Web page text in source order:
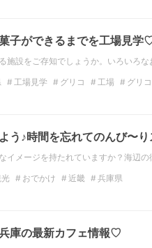
子ができるまでを工場見学
施設をご存知でしょうか。いろいろ
工場見学 グリコ 工場 グリ
う♪時間を忘れてのんび〜
イメージを持たれていますか？海辺
おでかけ 近畿
兵庫県
庫の最新カフェ情報♡